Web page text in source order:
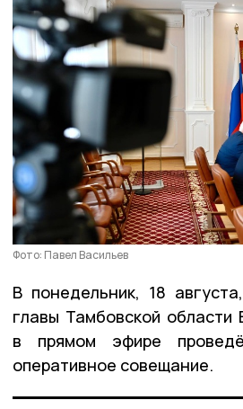
Фото: Павел Васильев
В понедельник, 18
главы Тамбовской области
в прямом эфире
оперативное совещание.